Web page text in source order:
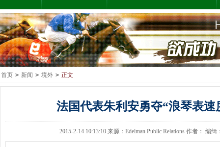
首页 > 新闻 > 境外 > 正文
法国代表朱利安勇夺“浪琴表速
2015-2-14 10:13:10 来源：Edelman Public Relations 作者： 编缉